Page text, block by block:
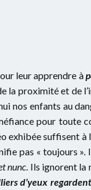
leur apprendre à
la proximité et de
nos enfants au
pour toute
exhibée suffisent
pas « toujours ».
nunc. Ils ignorent la
d’yeux